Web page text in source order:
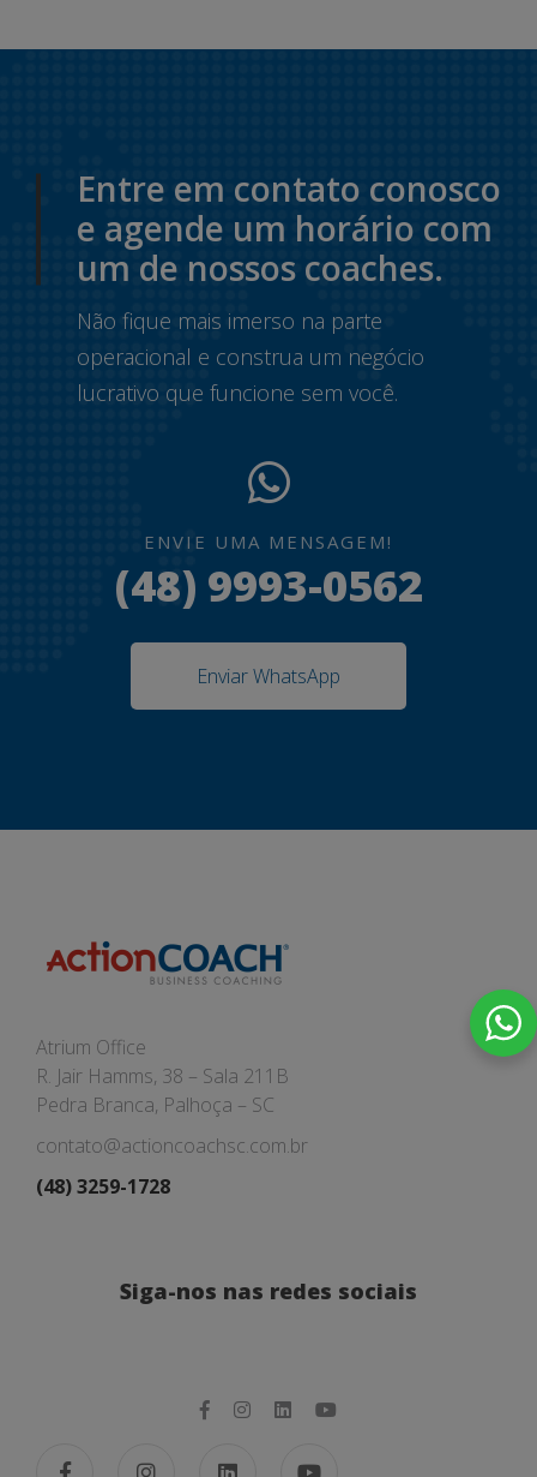
Entre em contato conosco
e agende um horário com
um de nossos coaches.
Não fique mais imerso na parte
operacional e construa um negócio
lucrativo que funcione sem você.
ENVIE UMA MENSAGEM!
(48) 9993-0562
Enviar WhatsApp
Atrium Office
R. Jair Hamms, 38 – Sala 211B
Pedra Branca, Palhoça – SC
contato@actioncoachsc.com.br
(48) 3259-1728
Siga-nos nas redes sociais